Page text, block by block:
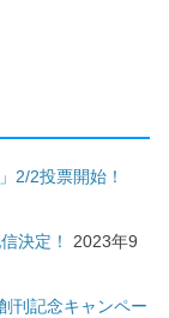
2/2投票開始！
決定！
2023年9
刊記念キャンペー